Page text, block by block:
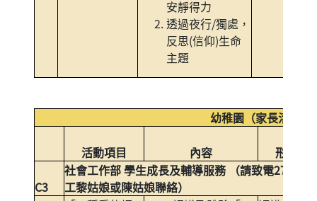
安靜得力
透過夜行/獨處，
反思(信仰)生命
主題
幼稚園（家長活動）
活動項目 內容 形式
C3
社會工作部 學生成長及輔導服務 （請致電
工黎姑娘或陳姑娘聯絡）